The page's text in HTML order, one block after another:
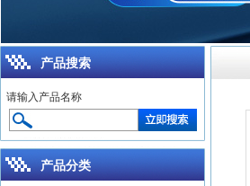
产品搜索
请输入产品名称
产品分类